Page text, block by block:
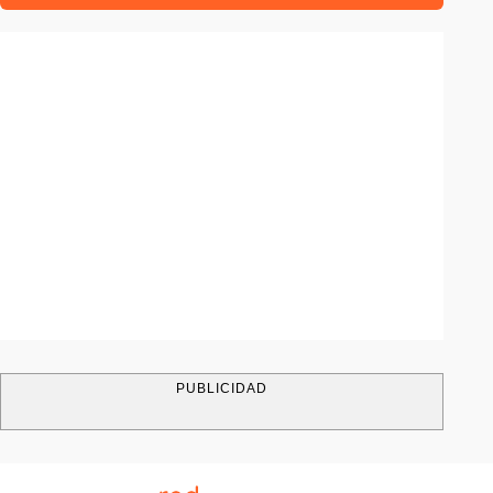
PUBLICIDAD